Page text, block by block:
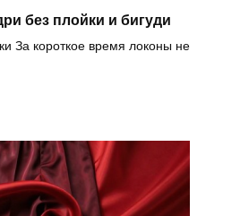
без плойки и бигуди
За короткое время локоны не